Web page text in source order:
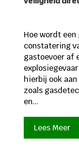
Hoe wordt
constatering
gastoevoer af
hierbij ook
zoals
en...
Lees Meer